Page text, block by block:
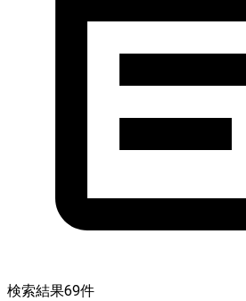
検索結果69件